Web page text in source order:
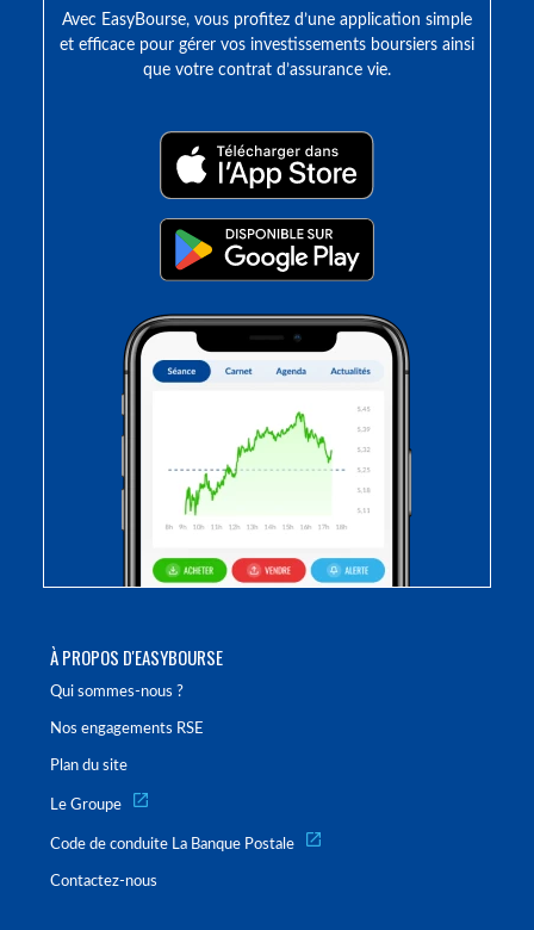
À PROPOS D'EASYBOURSE
Qui sommes-nous ?
Nos engagements RSE
Plan du site
Le Groupe
Code de conduite La Banque Postale
Contactez-nous
Avec EasyBourse, vous profitez d’une application simple
et efficace pour gérer vos investissements boursiers ainsi
que votre contrat d’assurance vie.